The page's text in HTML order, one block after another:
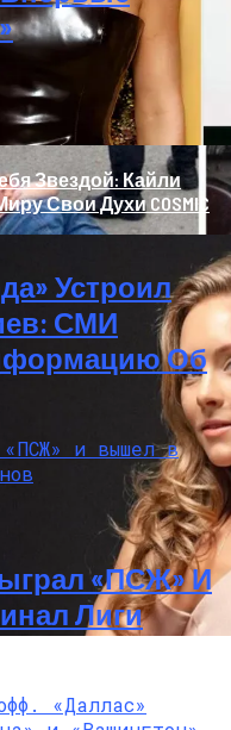
В
Нашли Пистолет
Звездой: Кайли
Свои Духи COSMIC
Класс На Пляже
Устроил
СМИ
Об
«ПСЖ» И
Лиги